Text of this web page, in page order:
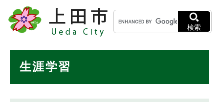
メニューを飛ばして本文へ
キ
ー
ワ
検索
生涯学習